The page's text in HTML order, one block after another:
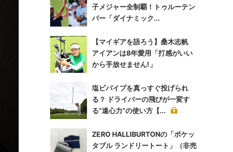
子メジャー全制覇！トゥルーテン
パー「ダイナミック...
【マイギアを語ろう】桑木志帆
アイアンは8年愛用「打感がいい
から手放せません!」
塩ビパイプを真っすぐ投げられ
る？ ドライバーの飛びが一変す
る“遠心力”の使い方【...
ZERO HALLIBURTONの「ポケッ
タブル ランドリートート」（非売